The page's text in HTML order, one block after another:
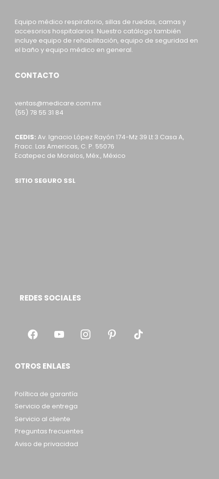
Equipo médico respiratorio, sillas de ruedas, camas y
accesorios hospitalarios. Nuestro catálogo también
incluye equipo de rehabilitación, equipo de seguridad en
el baño y equipo médico en general.
CONTACTO
ventas@medicare.com.mx
(55) 78 55 31 84
CEDIS: Av. Ignacio López Rayón 174-Mz 39 Lt 3 Casa A,
Fracc. Las Americas, C. P. 55076
Ecatepec de Morelos, Méx., México
SITIO SEGURO SSL
REDES SOCIALES
OTROS ENLAES
Política de garantía
Servicio de entrega
Servicio al cliente
Preguntas frecuentes
Aviso de privacidad